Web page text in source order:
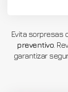
Evita sorpresas
preventivo .
garantizar